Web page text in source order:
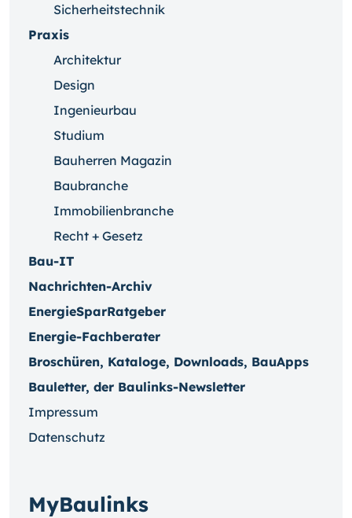
Sicherheitstechnik
Praxis
Architektur
Design
Ingenieurbau
Studium
Bauherren Magazin
Baubranche
Immobilienbranche
Recht + Gesetz
Bau-IT
Nachrichten-Archiv
EnergieSparRatgeber
Energie-Fachberater
Broschüren, Kataloge, Downloads, BauApps
Bauletter, der Baulinks-Newsletter
Impressum
Datenschutz
MyBaulinks